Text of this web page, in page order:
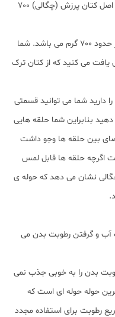
550 گرم به بالا می باشد. وقتی یک حوله ی اصل کتان پرزش (چگالی) 700
حوله های بامبو اغلب چگالی بالایی دارند در حدود 700 گرم می باشد. شما
یافت می کنید که از کتان ترک
دارید شما می توانید قسمتی
بنابراین شما حلقه هایی
بین حلقه ها وجو داشت
اگرچه حلقه ها قابل لمس
نشان می دهد که حوله ی
آب و گرفتن رطوبت بدن می
بدن را به خوبی جذب نمی
حوله حوله ای است که
رطوبت برای استفاده مجدد